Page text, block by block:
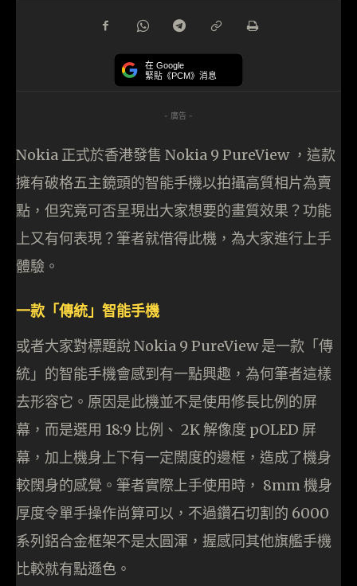
在 Google
緊貼《PCM》消息
- 廣告 -
Nokia 正式於香港發售 Nokia 9 PureView ，這款
擁有破格五主鏡頭的智能手機以拍攝高質相片為賣
點，但究竟可否呈現出大家想要的畫質效果？功能
上又有何表現？筆者就借得此機，為大家進行上手
體驗。
一款「傳統」智能手機
或者大家對標題說 Nokia 9 PureView 是一款「傳
統」的智能手機會感到有一點興趣，為何筆者這樣
去形容它。原因是此機並不是使用修長比例的屏
幕，而是選用 18:9 比例、 2K 解像度 pOLED 屏
幕，加上機身上下有一定闊度的邊框，造成了機身
較闊身的感覺。筆者實際上手使用時， 8mm 機身
厚度令單手操作尚算可以，不過鑽石切割的 6000
系列鋁合金框架不是太圓渾，握感同其他旗艦手機
比較就有點遜色。